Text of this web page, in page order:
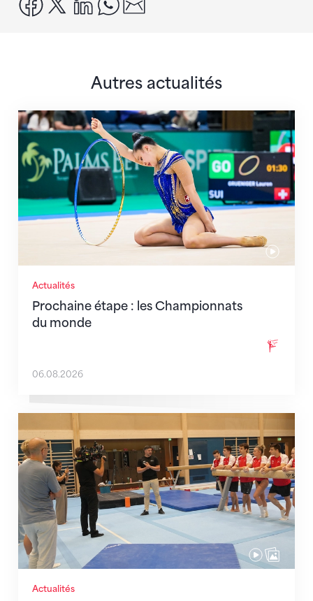
Autres actualités
Actualités
Prochaine étape : les Championnats
du monde
Prochaine étape : les Championnats du monde
06.08.2026
Actualités
En route pour Zagreb avec des objectifs clairs